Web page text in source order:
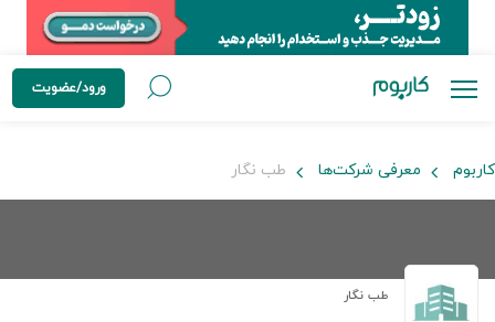
ورود/عضویت
کاربوم معرفی شرکت‌ها طب نگار
طب نگار